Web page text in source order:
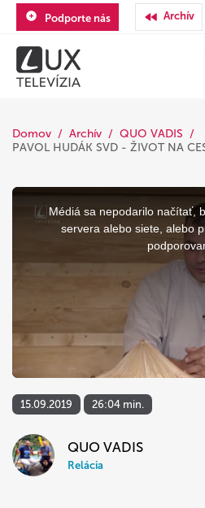
Podporte nás Archív
Domov Archív
QUO VADIS
PAVOL HUDÁK SVD - ŽIVOT NA
This
window.
Médiá sa nepodarilo načítať,
servera alebo siete, alebo
15.09.2019 26:04 min.
QUO VADIS
Relácia